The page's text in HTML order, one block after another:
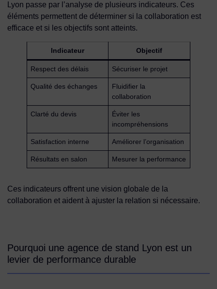
Lyon passe par l’analyse de plusieurs indicateurs. Ces
éléments permettent de déterminer si la collaboration est
efficace et si les objectifs sont atteints.
Indicateur Objectif
Respect des délais Sécuriser le projet
Qualité des échanges
Fluidifier la
collaboration
Clarté du devis
Éviter les
incompréhensions
Satisfaction interne Améliorer l’organisation
Résultats en salon Mesurer la performance
Ces indicateurs offrent une vision globale de la
collaboration et aident à ajuster la relation si nécessaire.
Pourquoi une agence de stand Lyon est un
levier de performance durable